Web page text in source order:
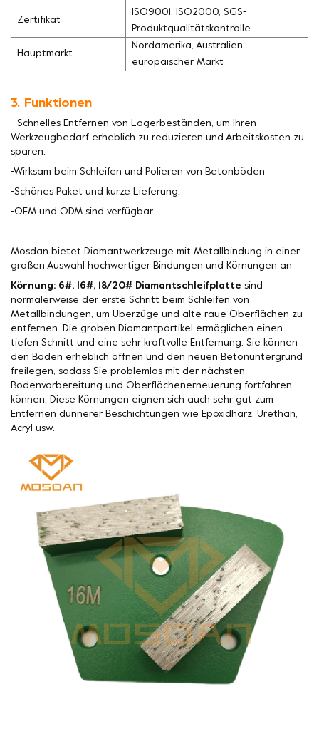
Zertifikat
ISO9001, ISO2000, SGS-
Produktqualitätskontrolle
Hauptmarkt
Nordamerika, Australien,
europäischer Markt
3. Funktionen
- Schnelles Entfernen von Lagerbeständen, um Ihren
Werkzeugbedarf erheblich zu reduzieren und Arbeitskosten zu
sparen.
-Wirksam beim Schleifen und Polieren von Betonböden
-Schönes Paket und kurze Lieferung.
-OEM und ODM sind verfügbar.
Mosdan bietet Diamantwerkzeuge mit Metallbindung in einer
großen Auswahl hochwertiger Bindungen und Körnungen an
Körnung: 6#, 16#, 18/20# Diamantschleifplatte sind
normalerweise der erste Schritt beim Schleifen von
Metallbindungen, um Überzüge und alte raue Oberflächen zu
entfernen. Die groben Diamantpartikel ermöglichen einen
tiefen Schnitt und eine sehr kraftvolle Entfernung. Sie können
den Boden erheblich öffnen und den neuen Betonuntergrund
freilegen, sodass Sie problemlos mit der nächsten
Bodenvorbereitung und Oberflächenerneuerung fortfahren
können. Diese Körnungen eignen sich auch sehr gut zum
Entfernen dünnerer Beschichtungen wie Epoxidharz, Urethan,
Acryl usw.